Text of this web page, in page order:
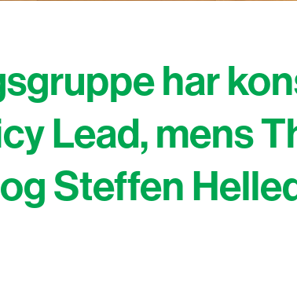
har
Lead, mens
Steffen